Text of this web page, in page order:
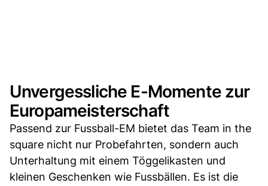
Unvergessliche E-Momente zur
Europameisterschaft
Passend zur Fussball-EM bietet das Team in the
square nicht nur Probefahrten, sondern auch
Unterhaltung mit einem Töggelikasten und
kleinen Geschenken wie Fussbällen. Es ist die